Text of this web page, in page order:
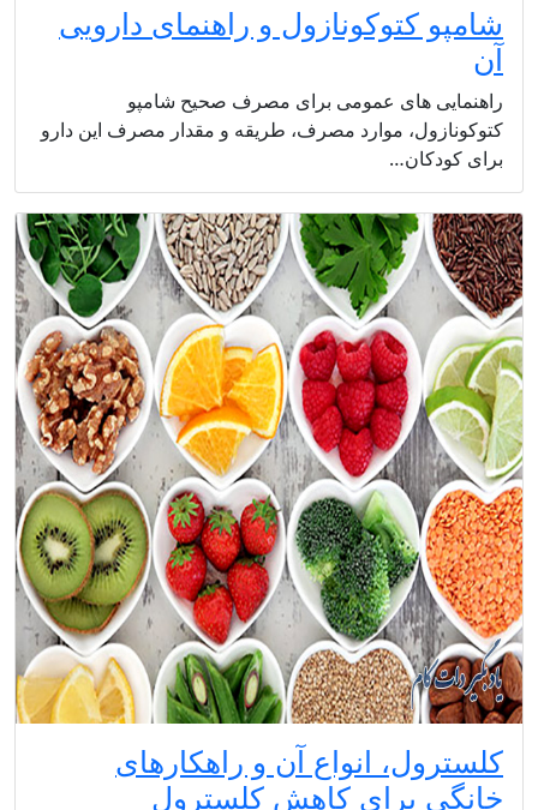
شامپو کتوکونازول و راهنمای دارویی
آن
راهنمایی های عمومی برای مصرف صحیح شامپو
کتوکونازول، موارد مصرف، طریقه و مقدار مصرف این دارو
برای کودکان…
کلسترول، انواع آن و راهکارهای
خانگی برای کاهش کلسترول